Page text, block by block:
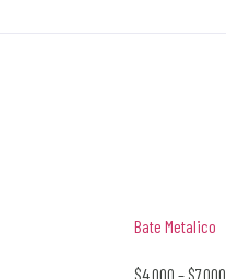
Bate Metalico
$4.000 – $7.000